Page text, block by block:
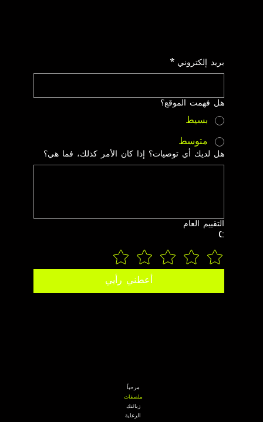
بريد إلكتروني *
هل فهمت الموقع؟
بسيط
متوسط
هل لديك أي توصيات؟ إذا كان الأمر كذلك، فما هي؟
التقييم العام
:)
أعطني رأيي
مرحباً
ملصقات
زبائنك
الرعاية